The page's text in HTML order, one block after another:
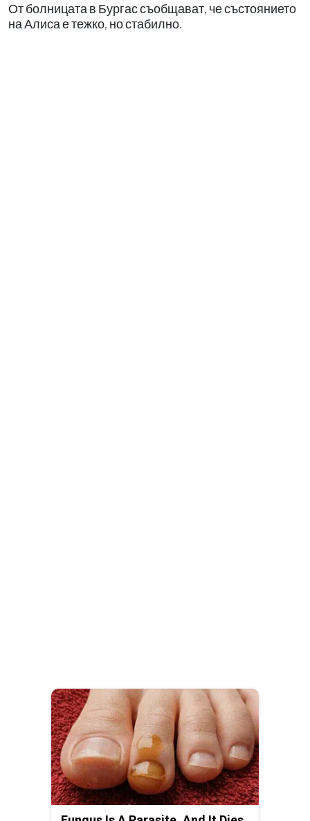
От болницата в Бургас съобщават, че състоянието
на Алиса е тежко, но стабилно.